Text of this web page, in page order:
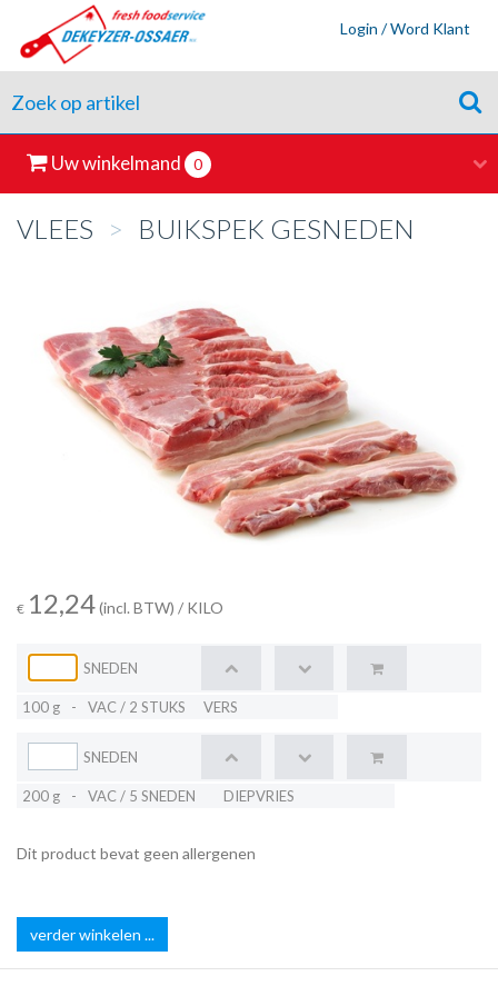
Login / Word Klant
Uw winkelmand 0
VLEES > BUIKSPEK GESNEDEN
€ 12,24(incl. BTW) / KILO
SNEDEN
100 g - VAC / 2 STUKS VERS
SNEDEN
200 g - VAC / 5 SNEDEN DIEPVRIES
Dit product bevat geen allergenen
verder winkelen ...